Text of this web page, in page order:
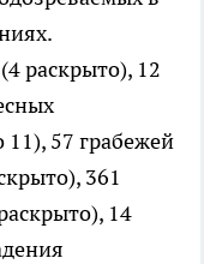
раскрыто), 12
57 грабежей
361
14